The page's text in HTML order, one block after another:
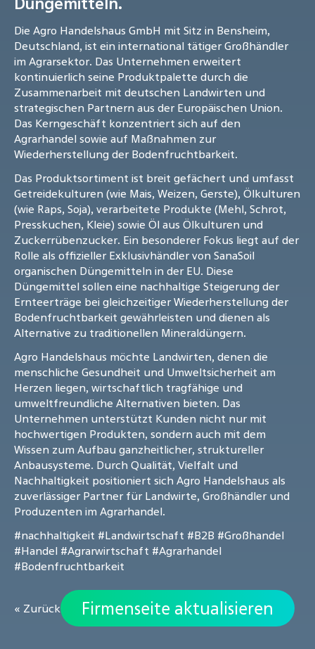
Die Agro Handelshaus GmbH mit Sitz in Bensheim,
Deutschland, ist ein international tätiger Großhändler
im Agrarsektor. Das Unternehmen erweitert
kontinuierlich seine Produktpalette durch die
Zusammenarbeit mit deutschen Landwirten und
strategischen Partnern aus der Europäischen Union.
Das Kerngeschäft konzentriert sich auf den
Agrarhandel sowie auf Maßnahmen zur
Wiederherstellung der Bodenfruchtbarkeit.
Das Produktsortiment ist breit gefächert und umfasst
Getreidekulturen (wie Mais, Weizen, Gerste), Ölkulturen
(wie Raps, Soja), verarbeitete Produkte (Mehl, Schrot,
Presskuchen, Kleie) sowie Öl aus Ölkulturen und
Zuckerrübenzucker. Ein besonderer Fokus liegt auf der
Rolle als offizieller Exklusivhändler von SanaSoil
organischen Düngemitteln in der EU. Diese
Düngemittel sollen eine nachhaltige Steigerung der
Ernteerträge bei gleichzeitiger Wiederherstellung der
Bodenfruchtbarkeit gewährleisten und dienen als
Alternative zu traditionellen Mineraldüngern.
Agro Handelshaus möchte Landwirten, denen die
menschliche Gesundheit und Umweltsicherheit am
Herzen liegen, wirtschaftlich tragfähige und
umweltfreundliche Alternativen bieten. Das
Unternehmen unterstützt Kunden nicht nur mit
hochwertigen Produkten, sondern auch mit dem
Wissen zum Aufbau ganzheitlicher, struktureller
Anbausysteme. Durch Qualität, Vielfalt und
Nachhaltigkeit positioniert sich Agro Handelshaus als
zuverlässiger Partner für Landwirte, Großhändler und
Produzenten im Agrarhandel.
#nachhaltigkeit #Landwirtschaft #B2B #Großhandel
#Handel #Agrarwirtschaft #Agrarhandel
#Bodenfruchtbarkeit
« Zurück Firmenseite aktualisieren